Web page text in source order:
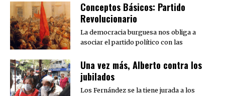
Conceptos Básicos: Partido
Revolucionario
La democracia burguesa nos obliga a
asociar el partido político con las
Una vez más, Alberto contra los
jubilados
Los Fernández se la tiene jurada a los